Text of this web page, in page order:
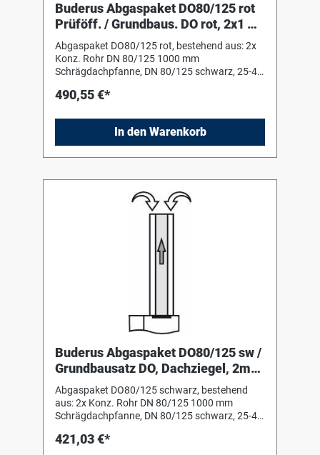
Buderus Abgaspaket DO80/125 rot
Prüföff. / Grundbaus. DO rot, 2x1 m
Rohr, Prüföffn.
Abgaspaket DO80/125 rot, bestehend aus: 2x
Konz. Rohr DN 80/125 1000 mm
Schrägdachpfanne, DN 80/125 schwarz, 25-45
Montagehilfe (Schiebestück) Konz.
490,55 €*
In den Warenkorb
Buderus Abgaspaket DO80/125 sw /
Grundbausatz DO, Dachziegel, 2m
Rohr
Abgaspaket DO80/125 schwarz, bestehend
aus: 2x Konz. Rohr DN 80/125 1000 mm
Schrägdachpfanne, DN 80/125 schwarz, 25-45
Montagehilfe (Schiebestück)
421,03 €*